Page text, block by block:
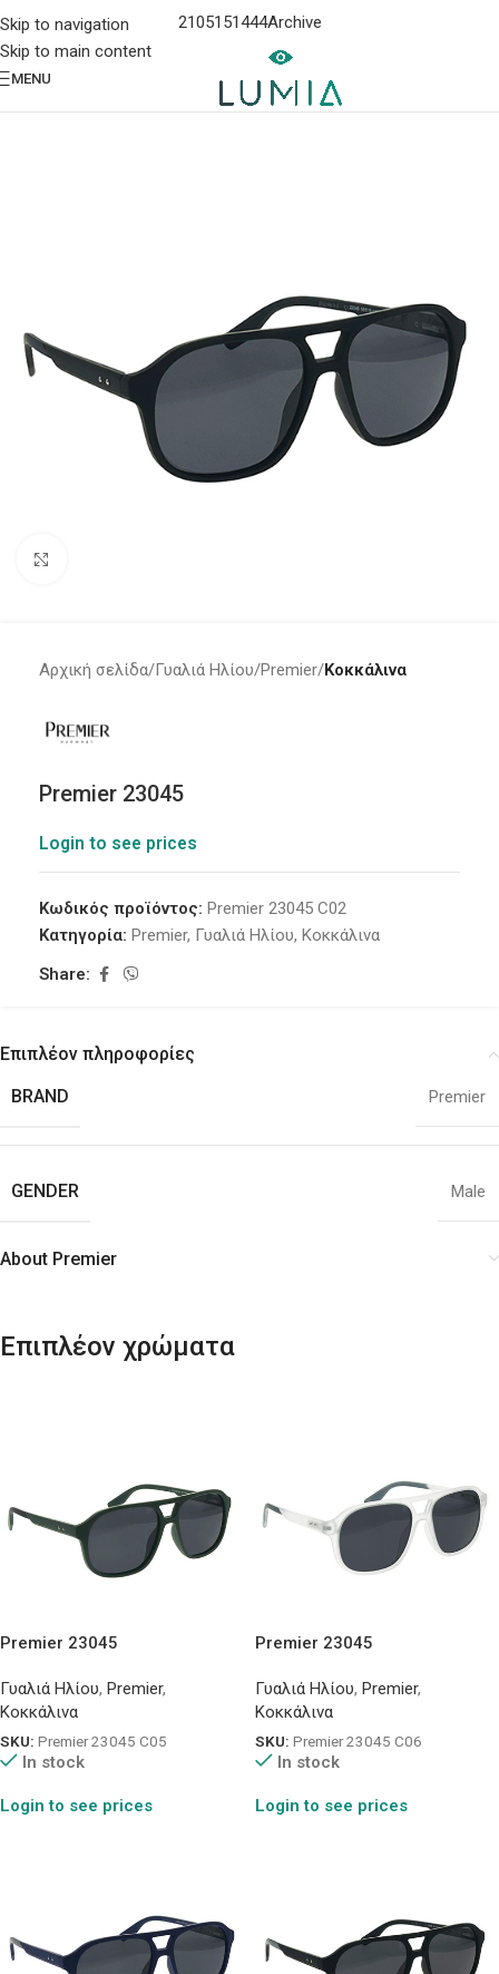
Skip to navigation
Skip to main content
2105151444Archive
MENU
Αρχική σελίδα Γυαλιά Ηλίου Premier Κοκκάλινα
Premier 23045
Login to see prices
Κωδικός προϊόντος: Premier 23045 C02
Κατηγορία: Premier, Γυαλιά Ηλίου, Κοκκάλινα
Share:
Επιπλέον πληροφορίες
BRAND
Premier
GENDER Male
About Premier
Επιπλέον χρώματα
Premier 23045
Γυαλιά Ηλίου, Premier,
Κοκκάλινα
SKU: Premier 23045 C05
In stock
Login to see prices
Premier 23045
Γυαλιά Ηλίου, Premier,
Κοκκάλινα
SKU: Premier 23045 C06
In stock
Login to see prices